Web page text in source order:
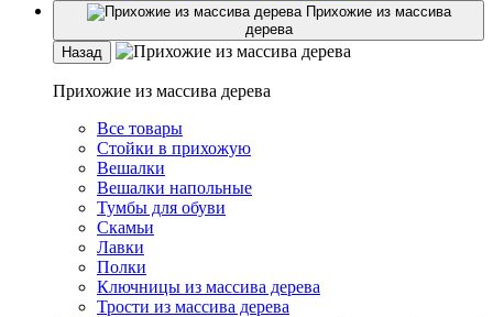
Прихожие из массива
дерева
Назад
Прихожие из массива дерева
Все товары
Стойки в прихожую
Вешалки
Вешалки напольные
Тумбы для обуви
Скамьи
Лавки
Полки
Ключницы из массива дерева
Трости из массива дерева